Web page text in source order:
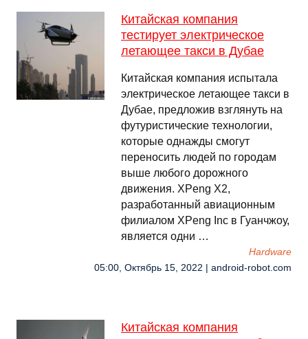
Китайская компания
тестирует электрическое
летающее такси в Дубае
Китайская компания испытала
электрическое летающее такси в
Дубае, предложив взглянуть на
футуристические технологии,
которые однажды смогут
переносить людей по городам
выше любого дорожного
движения. XPeng X2,
разработанный авиационным
филиалом XPeng Inc в Гуанчжоу,
является одни …
Hardware
05:00, Октябрь 15, 2022 | android-robot.com
Китайская компания